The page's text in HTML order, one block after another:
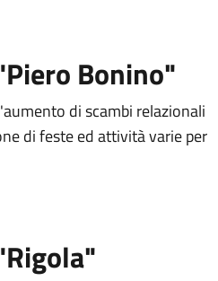
Bonino"
di scambi relazionali
di feste ed attività varie per